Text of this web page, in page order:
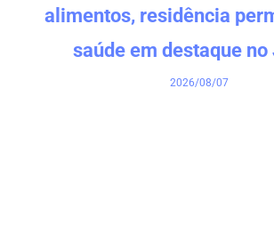
alimentos, residência
saúde em destaque no
2026/08/07